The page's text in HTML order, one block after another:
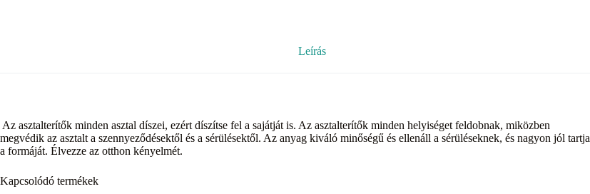
Leírás
Az asztalterítők minden asztal díszei, ezért díszítse fel a sajátját is. Az asztalterítők minden helyiséget feldobnak, miközben
megvédik az asztalt a szennyeződésektől és a sérülésektől. Az anyag kiváló minőségű és ellenáll a sérüléseknek, és nagyon jól tartja
a formáját. Élvezze az otthon kényelmét.
Kapcsolódó termékek